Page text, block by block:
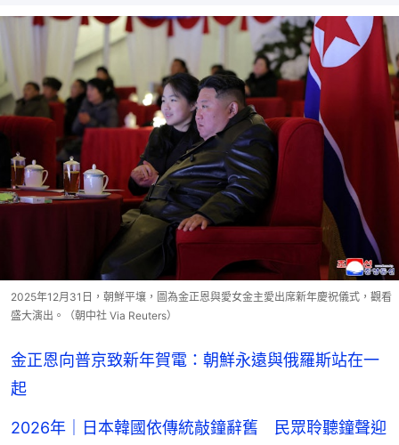
2025年12月31日，朝鮮平壤，圖為金正恩與愛女金主愛出席新年慶祝儀式，觀看
盛大演出。（朝中社 Via Reuters）
金正恩向普京致新年賀電：朝鮮永遠與俄羅斯站在一
起
2026年｜日本韓國依傳統敲鐘辭舊 民眾聆聽鐘聲迎